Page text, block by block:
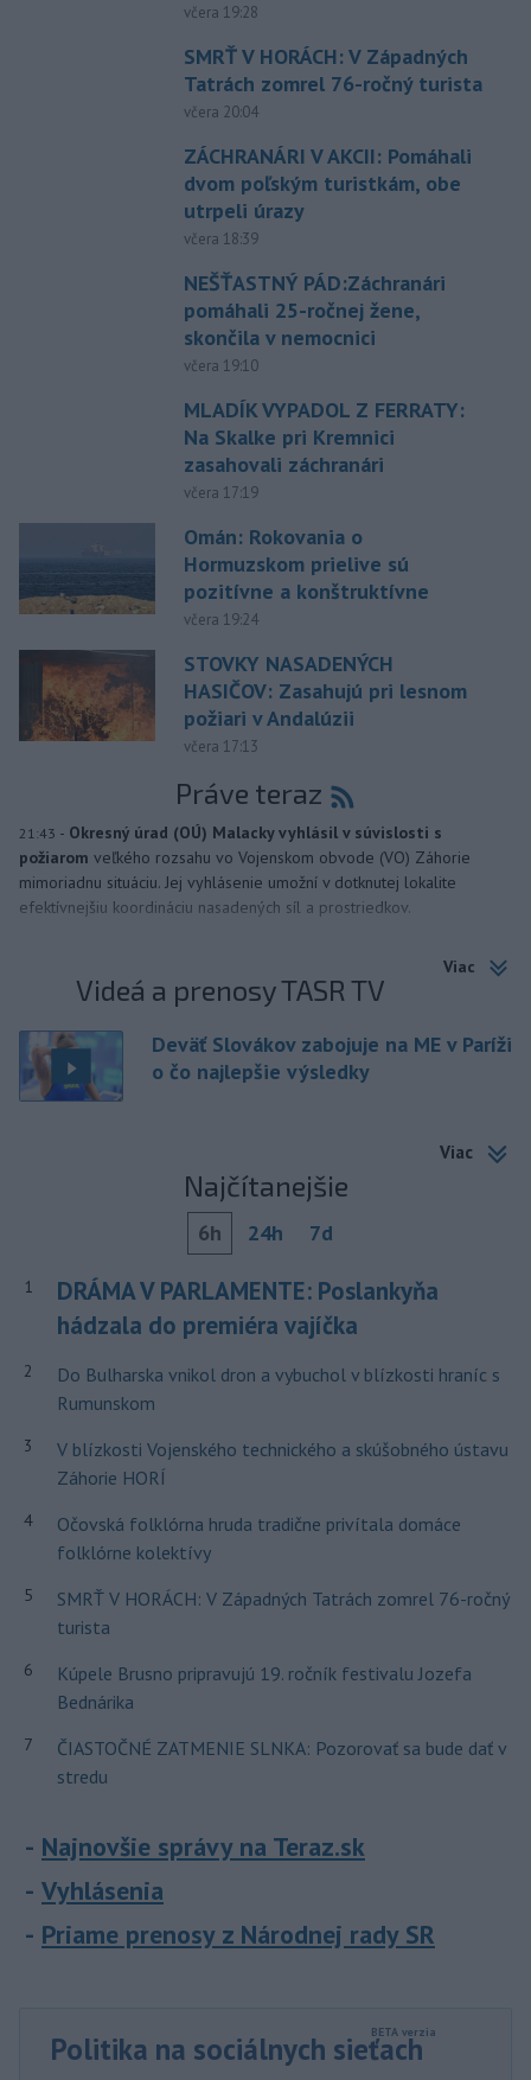
včera 19:28
SMRŤ V HORÁCH: V Západných
Tatrách zomrel 76-ročný turista
včera 20:04
ZÁCHRANÁRI V AKCII: Pomáhali
dvom poľským turistkám, obe
utrpeli úrazy
včera 18:39
NEŠŤASTNÝ PÁD:Záchranári
pomáhali 25-ročnej žene,
skončila v nemocnici
včera 19:10
MLADÍK VYPADOL Z FERRATY:
Na Skalke pri Kremnici
zasahovali záchranári
včera 17:19
Omán: Rokovania o
Hormuzskom prielive sú
pozitívne a konštruktívne
včera 19:24
STOVKY NASADENÝCH
HASIČOV: Zasahujú pri lesnom
požiari v Andalúzii
včera 17:13
Práve teraz
21:43 - Okresný úrad (OÚ) Malacky vyhlásil v súvislosti s
požiarom veľkého rozsahu vo Vojenskom obvode (VO) Záhorie
mimoriadnu situáciu. Jej vyhlásenie umožní v dotknutej lokalite
efektívnejšiu koordináciu nasadených síl a prostriedkov.
Viac
Videá a prenosy TASR TV
Deväť Slovákov zabojuje na ME v Paríži
o čo najlepšie výsledky
Viac
Najčítanejšie
6h 24h 7d
1
DRÁMA V PARLAMENTE: Poslankyňa
hádzala do premiéra vajíčka
2
Do Bulharska vnikol dron a vybuchol v blízkosti hraníc s
Rumunskom
3
V blízkosti Vojenského technického a skúšobného ústavu
Záhorie HORÍ
4
Očovská folklórna hruda tradične privítala domáce
folklórne kolektívy
5
SMRŤ V HORÁCH: V Západných Tatrách zomrel 76-ročný
turista
6
Kúpele Brusno pripravujú 19. ročník festivalu Jozefa
Bednárika
7
ČIASTOČNÉ ZATMENIE SLNKA: Pozorovať sa bude dať v
stredu
Najnovšie správy na Teraz.sk
Vyhlásenia
Priame prenosy z Národnej rady SR
Politika na sociálnych sieťach